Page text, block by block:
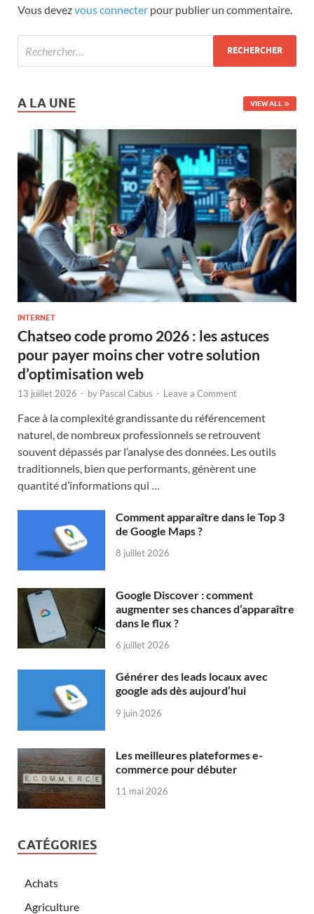
Vous devezvous connecter pour publier un commentaire.
A LA UNE VIEW ALL
INTERNET
Chatseo code promo 2026 : les astuces
pour payer moins cher votre solution
d’optimisation web
13 juillet 2026 - by Pascal Cabus - Leave a Comment
Face à la complexité grandissante du référencement
naturel, de nombreux professionnels se retrouvent
souvent dépassés par l’analyse des données. Les outils
traditionnels, bien que performants, génèrent une
quantité d’informations qui …
Comment apparaître dans le Top 3
de Google Maps ?
8 juillet 2026
Google Discover : comment
augmenter ses chances d’apparaître
dans le flux ?
6 juillet 2026
Générer des leads locaux avec
google ads dès aujourd’hui
9 juin 2026
Les meilleures plateformes e-
commerce pour débuter
11 mai 2026
CATÉGORIES
Achats
Agriculture